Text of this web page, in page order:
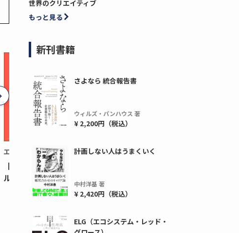
エムディーピー
【月間1,000万本以上の配布実績！】デジタ
ルクーポンを活用した販促キャンペーンを...
ダウンロードする
世界のクリエイティブ
もっと見る
新刊書籍
さよなら 統合報告書
ウィルズ・パンハウス 著
¥ 2,200円（税込）
計画しない人はうまくいく
中村洋基 著
¥ 2,420円（税込）
ELG（エコシステム・レッド・